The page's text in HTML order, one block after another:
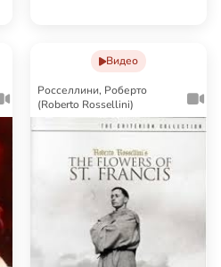
Видео
Росселлини, Роберто
(Roberto Rossellini)